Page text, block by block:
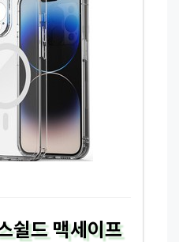
쉴드 맥세이프